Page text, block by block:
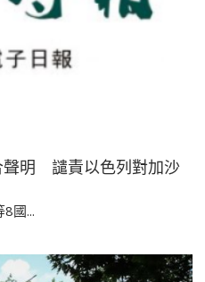
聲明 譴責以色列對加沙
8國...